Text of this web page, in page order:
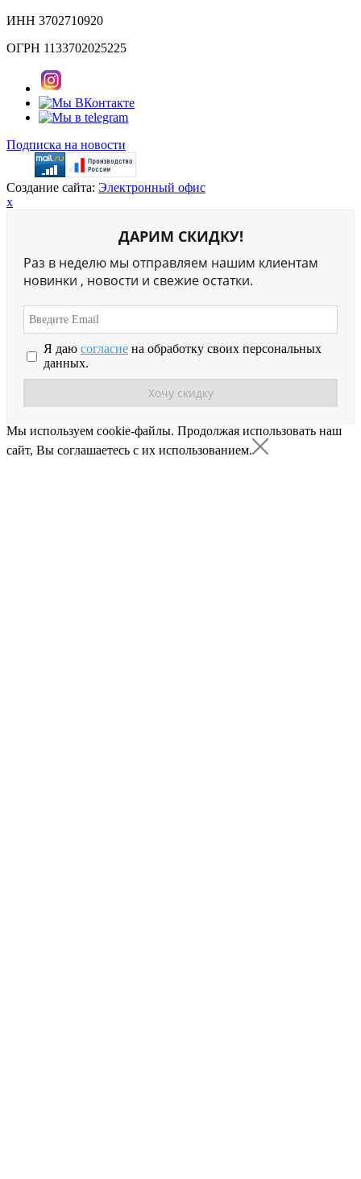
ИНН 3702710920
ОГРН 1133702025225
Подписка на новости
Создание сайта: Электронный офис
x
ДАРИМ СКИДКУ!
Раз в неделю мы отправляем нашим клиентам
новинки , новости и свежие остатки.
Я даю согласие на обработку своих персональных
данных.
Мы используем cookie-файлы. Продолжая использовать наш
сайт, Вы соглашаетесь с их использованием.